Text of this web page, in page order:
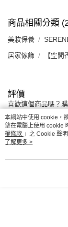
商品相關分類
美妝保養
居家傢飾 【空間
評價
喜歡這個商品嗎？
本分類熱銷全
本網站中使用 cookie，
望在電腦上使用 cookie
權條款 」之 Cookie 聲
用條款之 Cookie 聲明使
了解更多 >